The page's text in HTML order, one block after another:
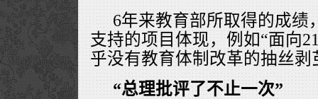
6年来教育部所取得的成绩
支持的项目体现，例如“面向
乎没有教育体制改革的抽丝剥
“总理批评了不止一次”